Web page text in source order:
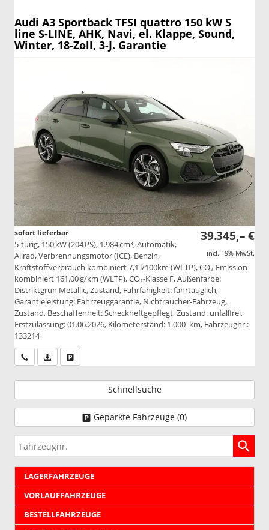
Audi A3 Sportback TFSI quattro 150 kW S
line S-LINE, AHK, Navi, el. Klappe, Sound,
Winter, 18-Zoll, 3-J. Garantie
39.345,– €
incl. 19% MwSt.
sofort lieferbar
5-türig, 150 kW (204 PS), 1.984 cm³, Automatik,
Allrad, Verbrennungsmotor (ICE), Benzin,
Kraftstoffverbrauch kombiniert 7,1 l/100km (WLTP), CO₂-Emission
kombiniert 161.00 g/km (WLTP), CO₂-Klasse F, Außenfarbe:
Distriktgrün Metallic, Zustand, Fahrfähigkeit: fahrtauglich,
Garantieleistung: Fahrzeuggarantie, Nichtraucher-Fahrzeug,
Zustand, Beschaffenheit: Scheckheftgepflegt, Zustand: unfallfrei,
Erstzulassung: 01.06.2026, Kilometerstand: 1.000 km, Fahrzeugnr.:
133214
Wir rufen Sie anPDF-Datei, Fahrzeugexposé drucken
Schnellsuche
Geparkte Fahrzeuge (0)
Fahrzeugnr.
LAGERFAHRZEUGE
VORLAUFFAHRZEUGE
BESTELLFAHRZEUGE